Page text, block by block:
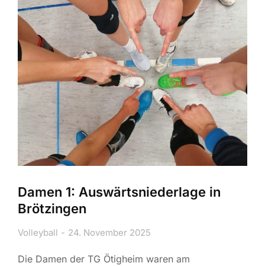
Damen 1: Auswärtsniederlage in
Brötzingen
Volleyball 24. November 2025
Die Damen der TG Ötigheim waren am